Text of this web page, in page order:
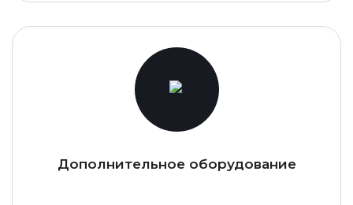
Дополнительное оборудование